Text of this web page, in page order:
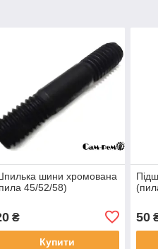
шини хромована
45/52/58)
₴
Купити
50